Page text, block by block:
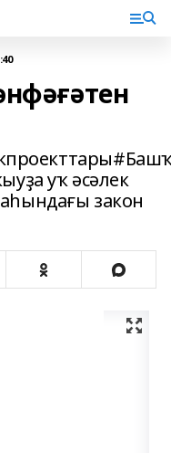
уҡ әсәлек
закон